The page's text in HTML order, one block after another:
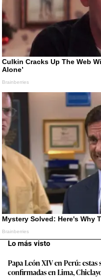
Lo más visto
Papa León XIV en Perú:
confirmadas en Lima,